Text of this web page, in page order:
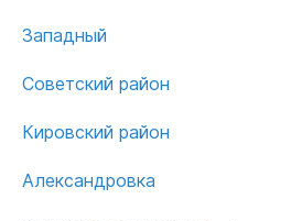
Западный
Советский район
Кировский район
Александровка